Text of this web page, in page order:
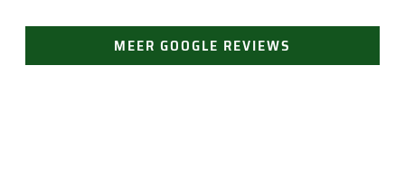
Omdat een
definitieve reparatie
vak en werkt snel &
zorgvuldig. Echt
MEER GOOGLE REVIEWS